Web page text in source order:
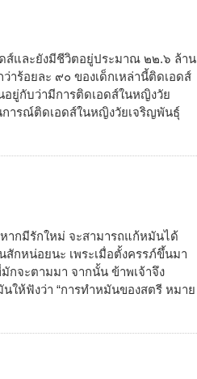
ส์และยังมีชีวิตอยู่ประมาณ ๒๒.๖ ล้าน
าร้อยละ ๙๐ ของเด็กเหล่านี้ติดเอดส์
ยู่กับว่ามีการติดเอดส์ในหญิงวัย
ารณ์ติดเอดส์ในหญิงวัยเจริญพันธุ์
ากมีรักใหม่ จะสามารถแก้หมันได้
สักหน่อยนะ เพระเมื่อตั้งครรภ์ขึ้นมา
กจะตามมา จากนั้น ข้าพเจ้าจึง
นให้ฟังว่า “การทำหมันของสตรี หมาย